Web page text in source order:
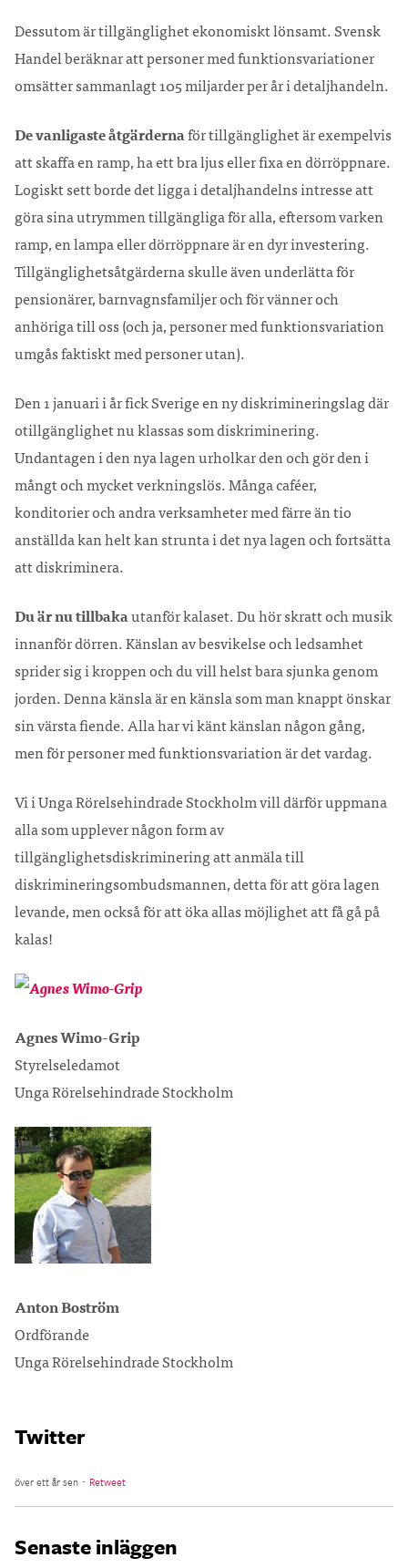
Dessutom är tillgänglighet ekonomiskt lönsamt. Svensk
Handel beräknar att personer med funktionsvariationer
omsätter sammanlagt 105 miljarder per år i detaljhandeln.
De vanligaste åtgärdernaför tillgänglighet är exempelvis
att skaffa en ramp, ha ett bra ljus eller fixa en dörröppnare.
Logiskt sett borde det ligga i detaljhandelns intresse att
göra sina utrymmen tillgängliga för alla, eftersom varken
ramp, en lampa eller dörröppnare är en dyr investering.
Tillgänglighetsåtgärderna skulle även underlätta för
pensionärer, barnvagnsfamiljer och för vänner och
anhöriga till oss (och ja, personer med funktionsvariation
umgås faktiskt med personer utan).
Den 1 januari i år fick Sverige en ny diskrimineringslag där
otillgänglighet nu klassas som diskriminering.
Undantagen i den nya lagen urholkar den och gör den i
mångt och mycket verkningslös. Många caféer,
konditorier och andra verksamheter med färre än tio
anställda kan helt kan strunta i det nya lagen och fortsätta
att diskriminera.
Du är nu tillbakautanför kalaset. Du hör skratt och musik
innanför dörren. Känslan av besvikelse och ledsamhet
sprider sig i kroppen och du vill helst bara sjunka genom
jorden. Denna känsla är en känsla som man knappt önskar
sin värsta fiende. Alla har vi känt känslan någon gång,
men för personer med funktionsvariation är det vardag.
Vi i Unga Rörelsehindrade Stockholm vill därför uppmana
alla som upplever någon form av
tillgänglighetsdiskriminering att anmäla till
diskrimineringsombudsmannen, detta för att göra lagen
levande, men också för att öka allas möjlighet att få gå på
kalas!
Agnes Wimo-Grip
Styrelseledamot
Unga Rörelsehindrade Stockholm
Anton Boström
Ordförande
Unga Rörelsehindrade Stockholm
Twitter
över ett år sen ･ Retweet
Senaste inläggen